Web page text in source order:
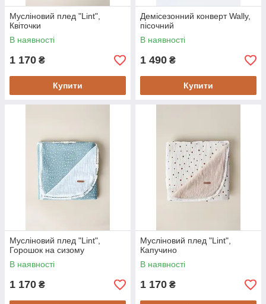
Мусліновий плед "Lint",
Квіточки
В наявності
1 170 ₴
Купити
Демісезонний конверт Wally,
пісочний
В наявності
1 490 ₴
Купити
Мусліновий плед "Lint",
Горошок на сизому
В наявності
1 170 ₴
Мусліновий плед "Lint",
Капучино
В наявності
1 170 ₴